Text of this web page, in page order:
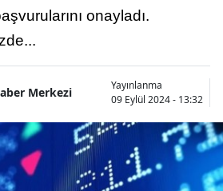
onayladı.
Merkezi
Yayınlanma
09 Eylül 2024 - 13:32